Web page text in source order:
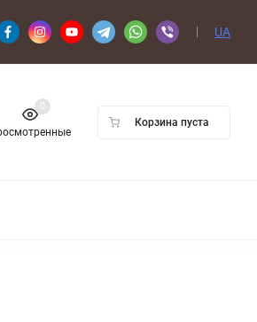
UA
0
Корзина пуста